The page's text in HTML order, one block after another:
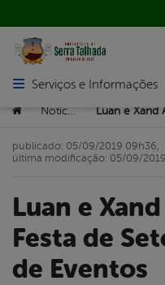
Abrir menu principal de
Serviços e Informações
Você está aqui:
> Notícias >
Luan e Xand Avião abrem a
Festa de
de Eventos
publicado: 05/09/2019 09h36,
última modificação: 05/09/